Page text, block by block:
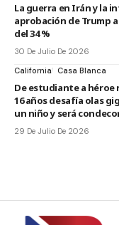
La guerra en Irán y la
aprobación de Trump
del 34 %
30 De Julio De 2026
California Casa Blanca
De estudiante a héroe
16 años desafía olas
un niño y será
29 De Julio De 2026